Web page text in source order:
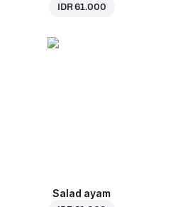
IDR 61.000
Salad ayam